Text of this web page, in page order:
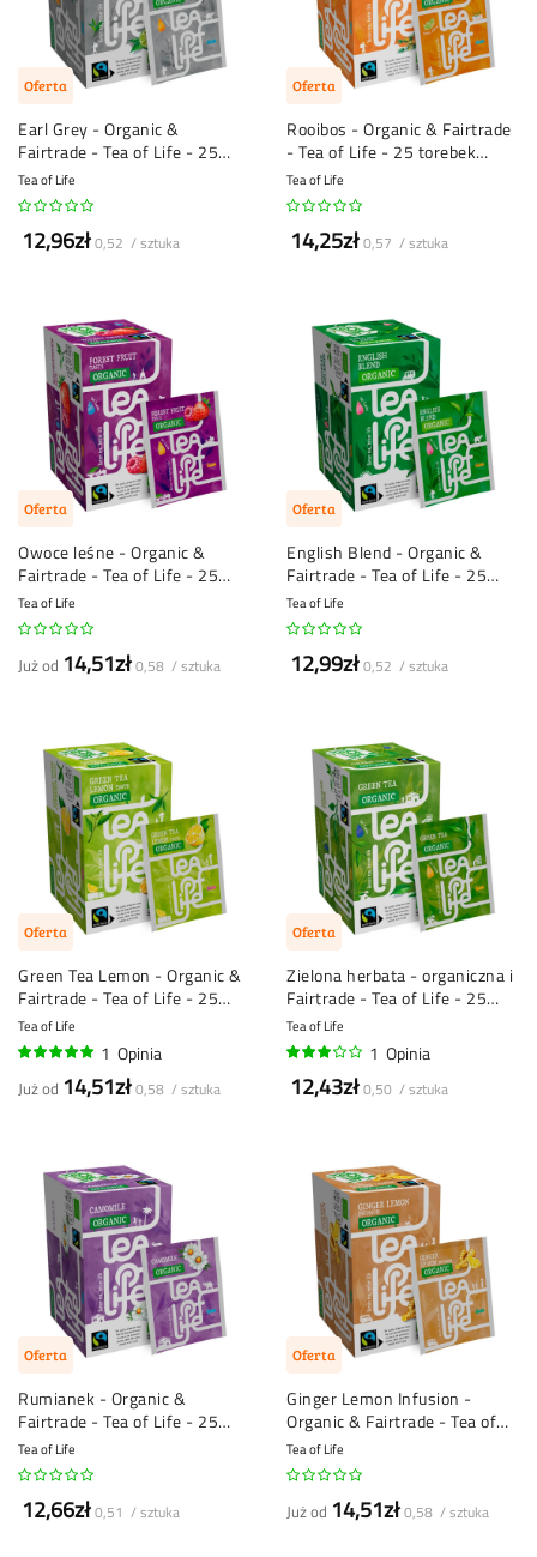
Oferta
Earl Grey - Organic &
Fairtrade - Tea of Life - 25
torebek herbaty
Tea of Life
12,96zł0,52 / sztuka
Oferta
Rooibos - Organic & Fairtrade
- Tea of Life - 25 torebek
herbaty
Tea of Life
14,25zł0,57 / sztuka
Oferta
Owoce leśne - Organic &
Fairtrade - Tea of Life - 25
torebek herbaty
Tea of Life
Już od 14,51zł0,58 / sztuka
Oferta
English Blend - Organic &
Fairtrade - Tea of Life - 25
torebek herbaty
Tea of Life
12,99zł0,52 / sztuka
Oferta
Green Tea Lemon - Organic &
Fairtrade - Tea of Life - 25
torebek herbaty
Tea of Life
1 Opinia
Już od 14,51zł0,58 / sztuka
Oferta
Zielona herbata - organiczna i
Fairtrade - Tea of Life - 25
torebek herbaty
Tea of Life
60%
1 Opinia
12,43zł0,50 / sztuka
Oferta
Rumianek - Organic &
Fairtrade - Tea of Life - 25
torebek herbaty
Tea of Life
12,66zł0,51 / sztuka
Oferta
Ginger Lemon Infusion -
Organic & Fairtrade - Tea of
Life - 25 torebek herbaty
Tea of Life
Już od 14,51zł0,58 / sztuka